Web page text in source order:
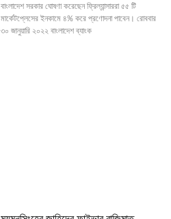
বাংলাদেশ সরকার ঘোষণা করেছেন ফ্রিল্যান্সাররা ৫৫ টি
মার্কেটপ্লেসের ইনকামে ৪% করে প্রণোদনা পাবেন। রোববার
৩০ জানুয়ারি ২০২২ বাংলাদেশ ব্যাংক